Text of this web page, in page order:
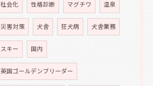
社会化 性格診断 マグチワ 温泉
災害対策 犬舎 狂犬病 犬舎業務
スキー 国内
英国ゴールデンブリーダー